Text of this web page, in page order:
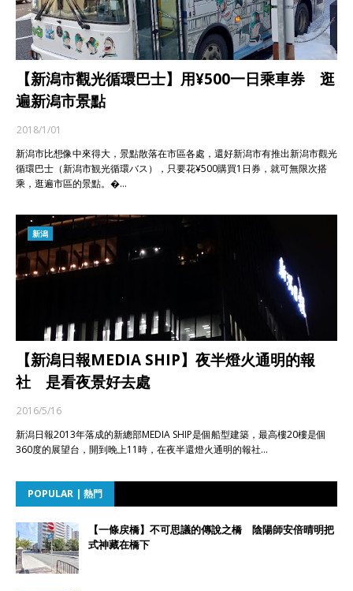
【新潟市觀光循環巴士】用¥500一日乘車券 逛
遍新潟市景點
2018/1/01
新潟市比想像中來得大，景點散落在市區各處，還好新潟市有推出新潟市觀光
循環巴士（新潟市観光循環バス），只要花¥500購買1日券，就可無限次搭
乘，逛遍市區的景點。�…
新潟
【新潟日報MEDIA SHIP】夜半燈火通明的報
社 是看夜景好去處
2016/5/16
新潟日報2013年落成的新總部MEDIA SHIP是個船型建築，最高樓20樓是個
360度的展望台，開到晚上11時，在夜半還燈火通明的報社…
POPULAR | 熱門
【一條戻橋】不可思議的傳說之橋 陰陽師安倍晴明把
式神藏在橋下